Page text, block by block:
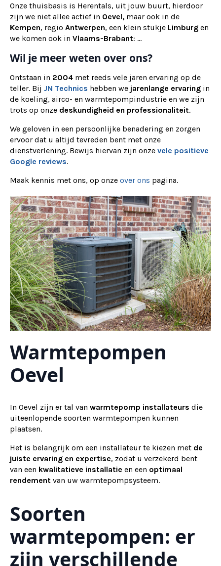
Onze thuisbasis is Herentals, uit jouw buurt, hierdoor
zijn we niet allee actief in Oevel, maar ook in de
Kempen, regio Antwerpen, een klein stukje Limburg en
we komen ook in Vlaams-Brabant: ...
Wil je meer weten over ons?
Ontstaan in 2004 met reeds vele jaren ervaring op de
teller. Bij JN Technics hebben we jarenlange ervaring in
de koeling, airco- en warmtepompindustrie en we zijn
trots op onze deskundigheid en professionaliteit.
We geloven in een persoonlijke benadering en zorgen
ervoor dat u altijd tevreden bent met onze
dienstverlening. Bewijs hiervan zijn onze vele positieve
Google reviews.
Maak kennis met ons, op onze over ons pagina.
Warmtepompen
Oevel
In Oevel zijn er tal van warmtepomp installateurs die
uiteenlopende soorten warmtepompen kunnen
plaatsen.
Het is belangrijk om een installateur te kiezen met de
juiste ervaring en expertise, zodat u verzekerd bent
van een kwalitatieve installatie en een optimaal
rendement van uw warmtepompsysteem.
Soorten
warmtepompen: er
zijn verschillende